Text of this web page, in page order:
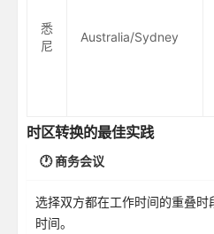
悉
尼
Australia/Sydney
时区转换的最佳实践
🕐 商务会议
选择双方都在工作时间的重叠
时间。